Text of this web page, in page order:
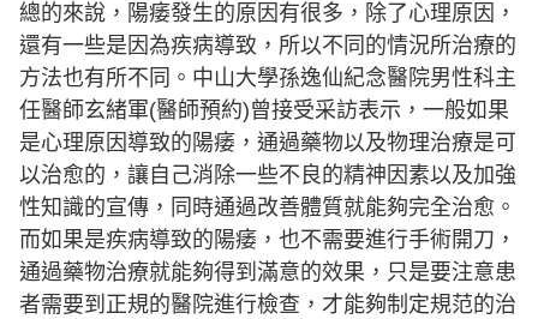
總的來說，陽痿發生的原因有很多，除了心理原因，
還有一些是因為疾病導致，所以不同的情況所治療的
方法也有所不同。中山大學孫逸仙紀念醫院男性科主
任醫師玄緒軍(醫師預約)曾接受采訪表示，一般如果
是心理原因導致的陽痿，通過藥物以及物理治療是可
以治愈的，讓自己消除一些不良的精神因素以及加強
性知識的宣傳，同時通過改善體質就能夠完全治愈。
而如果是疾病導致的陽痿，也不需要進行手術開刀，
通過藥物治療就能夠得到滿意的效果，只是要注意患
者需要到正規的醫院進行檢查，才能夠制定規范的治